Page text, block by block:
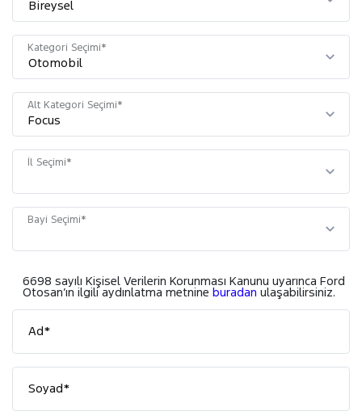
Kategori Seçimi*
Alt Kategori Seçimi*
İl Seçimi*
Bayi Seçimi*
6698 sayılı Kişisel Verilerin Korunması Kanunu uyarınca Ford
Otosan’ın ilgili aydınlatma metnine buradan ulaşabilirsiniz.
Ad*
Soyad*